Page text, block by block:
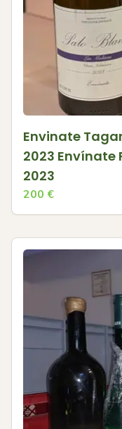
Envinate
2023 Envínate
2023
200 €